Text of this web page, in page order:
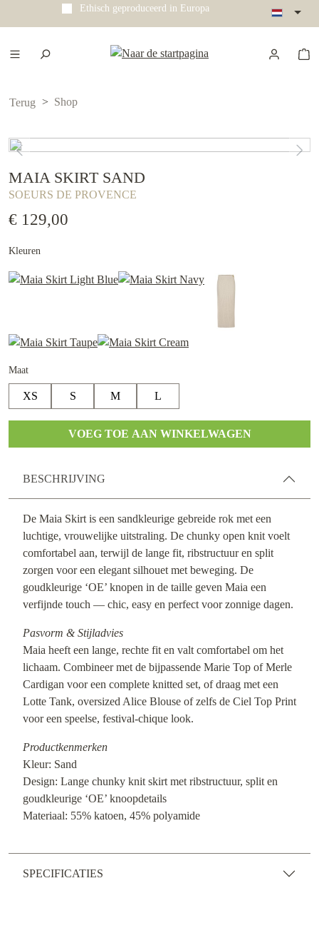
hoofdinhoud
Ethisch geproduceerd in Europa
Terug Shop
MAIA SKIRT SAND
SOEURS DE PROVENCE
€ 129,00
Kleuren
Maat
XS S M L
VOEG TOE AAN WINKELWAGEN
BESCHRIJVING
De Maia Skirt is een sandkleurige gebreide rok met een
luchtige, vrouwelijke uitstraling. De chunky open knit voelt
comfortabel aan, terwijl de lange fit, ribstructuur en split
zorgen voor een elegant silhouet met beweging. De
goudkleurige ‘OE’ knopen in de taille geven Maia een
verfijnde touch — chic, easy en perfect voor zonnige dagen.
Pasvorm & Stijladvies
Maia heeft een lange, rechte fit en valt comfortabel om het
lichaam. Combineer met de bijpassende Marie Top of Merle
Cardigan voor een complete knitted set, of draag met een
Lotte Tank, oversized Alice Blouse of zelfs de Ciel Top Print
voor een speelse, festival-chique look.
Productkenmerken
Kleur: Sand
Design: Lange chunky knit skirt met ribstructuur, split en
goudkleurige ‘OE’ knoopdetails
Materiaal: 55% katoen, 45% polyamide
SPECIFICATIES